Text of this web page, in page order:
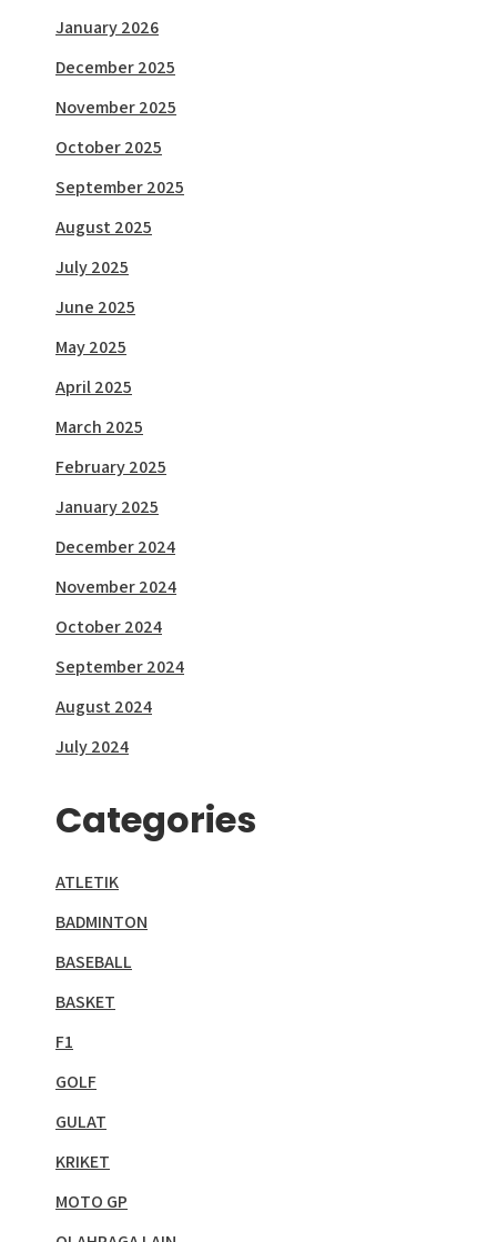
January 2026
December 2025
November 2025
October 2025
September 2025
August 2025
July 2025
June 2025
May 2025
April 2025
March 2025
February 2025
January 2025
December 2024
November 2024
October 2024
September 2024
August 2024
July 2024
Categories
ATLETIK
BADMINTON
BASEBALL
BASKET
F1
GOLF
GULAT
KRIKET
MOTO GP